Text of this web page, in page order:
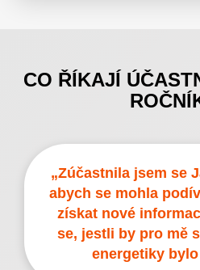
CO ŘÍKAJÍ
„Zúčastnila jsem se
abych se mohla
získat nové
se, jestli by pro mě
energetiky